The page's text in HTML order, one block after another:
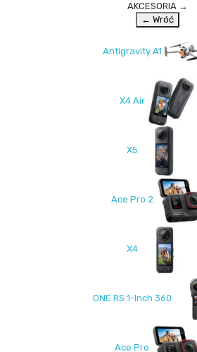
AKCESORIA →
← Wróć
Antigravity A1
X4 Air
X5
Ace Pro 2
X4
ONE RS 1-Inch 360
Ace Pro